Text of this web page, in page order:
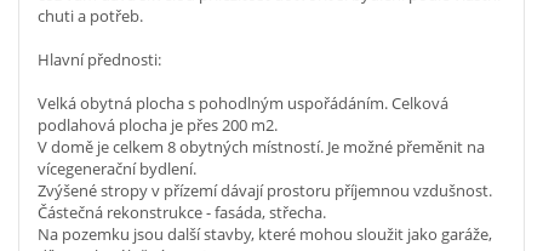
chuti a potřeb.
Hlavní přednosti:
Velká obytná plocha s pohodlným uspořádáním. Celková
podlahová plocha je přes 200 m2.
V domě je celkem 8 obytných místností. Je možné přeměnit na
vícegenerační bydlení.
Zvýšené stropy v přízemí dávají prostoru příjemnou vzdušnost.
Částečná rekonstrukce - fasáda, střecha.
Na pozemku jsou další stavby, které mohou sloužit jako garáže,